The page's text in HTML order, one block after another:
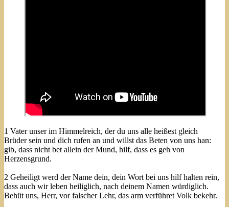
1 Vater unser im Himmelreich, der du uns alle heißest gleich
Brüder sein und dich rufen an und willst das Beten von uns han:
gib, dass nicht bet allein der Mund, hilf, dass es geh von
Herzensgrund.
2 Geheiligt werd der Name dein, dein Wort bei uns hilf halten rein,
dass auch wir leben heiliglich, nach deinem Namen würdiglich.
Behüt uns, Herr, vor falscher Lehr, das arm verführet Volk bekehr.